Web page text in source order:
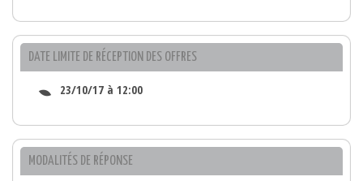
DATE LIMITE DE RÉCEPTION DES OFFRES
23/10/17 à 12:00
MODALITÉS DE RÉPONSE